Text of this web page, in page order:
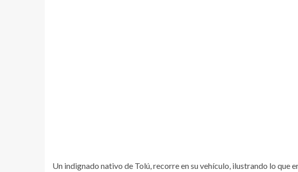
Un indignado nativo de Tolú, recorre en su vehículo, ilustrando lo que